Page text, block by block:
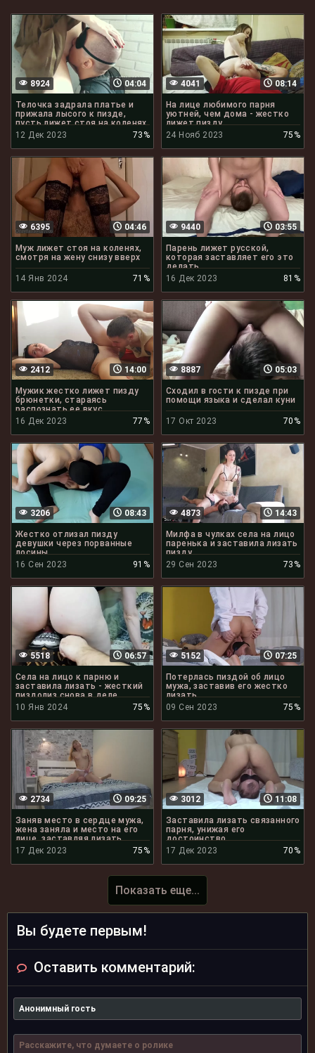
04:04
8924
Телочка задрала платье и
прижала лысого к пизде,
пусть лижет стоя на коленях
12 Дек 2023
73%
08:14
4041
На лице любимого парня
уютней, чем дома - жестко
лижет пизду
24 Нояб 2023
75%
04:46
6395
Муж лижет стоя на коленях,
смотря на жену снизу вверх
14 Янв 2024 71%
03:55
9440
Парень лижет русской,
которая заставляет его это
делать
16 Дек 2023
81%
14:00
2412
Мужик жестко лижет пизду
брюнетки, стараясь
распознать ее вкус
16 Дек 2023
77%
05:03
8887
Сходил в гости к пизде при
помощи языка и сделал куни
17 Окт 2023 70%
08:43
3206
Жестко отлизал пизду
девушки через порванные
лосины
16 Сен 2023
91%
14:43
4873
Милфа в чулках села на лицо
паренька и заставила лизать
пизду
29 Сен 2023
73%
06:57
5518
Села на лицо к парню и
заставила лизать - жесткий
пиздолиз снова в деле
10 Янв 2024
75%
07:25
5152
Потерлась пиздой об лицо
мужа, заставив его жестко
лизать
09 Сен 2023
75%
09:25
2734
Заняв место в сердце мужа,
жена заняла и место на его
лице, заставляя лизать
17 Дек 2023
75%
11:08
3012
Заставила лизать связанного
парня, унижая его
достоинство
17 Дек 2023
70%
Показать еще...
Вы будете первым!
Оставить комментарий: